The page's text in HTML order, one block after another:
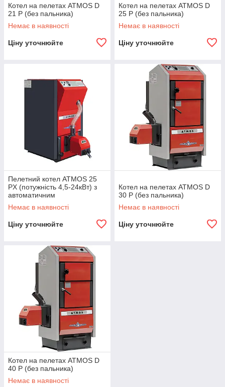
Котел на пелетах ATMOS D
21 P (без пальника)
Немає в наявності
Ціну уточнюйте
Котел на пелетах ATMOS D
25 P (без пальника)
Немає в наявності
Ціну уточнюйте
Пелетний котел ATMOS 25
PX (потужність 4,5-24кВт) з
автоматичним
завантаженням
Немає в наявності
Ціну уточнюйте
Котел на пелетах ATMOS D
30 P (без пальника)
Немає в наявності
Ціну уточнюйте
Котел на пелетах ATMOS D
40 P (без пальника)
Немає в наявності